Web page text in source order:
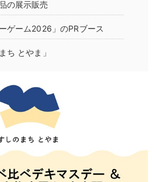
の展示販売
ゲーム2026」のPRブース
ち とやま」